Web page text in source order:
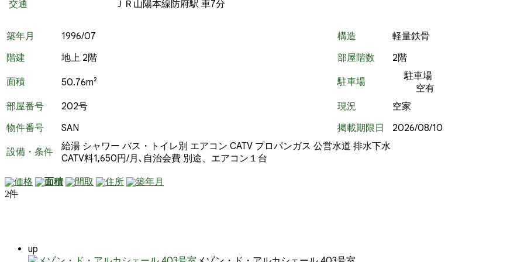
交通
ＪＲ山陽本線防府駅 車7分
築年月 1996/07 構造
軽量鉄骨
階建
地上 2階 部屋階数 2階
面積 50.76m² 駐車場
駐車場
空有
部屋番号
202号 現況
空家
物件番号
SAN 掲載期限日 2026/08/10
設備・条件 給湯 シャワー バス・トイレ別 エアコン CATV プロパンガス 公営水道 排水下水
CATV料1,650円/月､自治会費 別途、エアコン１台
価格
面積 間取 住所 築年月
2件
up